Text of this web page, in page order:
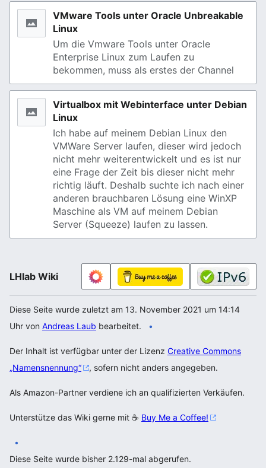
VMware Tools unter Oracle Unbreakable
Linux
Um die Vmware Tools unter Oracle
Enterprise Linux zum Laufen zu
bekommen, muss als erstes der Channel
Virtualbox mit Webinterface unter Debian
Linux
Ich habe auf meinem Debian Linux den
VMWare Server laufen, dieser wird jedoch
nicht mehr weiterentwickelt und es ist nur
eine Frage der Zeit bis dieser nicht mehr
richtig läuft. Deshalb suchte ich nach einer
anderen brauchbaren Lösung eine WinXP
Maschine als VM auf meinem Debian
Server (Squeeze) laufen zu lassen.
LHlab Wiki
Diese Seite wurde zuletzt am 13. November 2021 um 14:14
Uhr von Andreas Laub bearbeitet.
Der Inhalt ist verfügbar unter der Lizenz Creative Commons
„Namensnennung“
, sofern nicht anders angegeben.
Als Amazon-Partner verdiene ich an qualifizierten Verkäufen.
Unterstütze das Wiki gerne mit ☕ Buy Me a Coffee!
Diese Seite wurde bisher 2.129-mal abgerufen.